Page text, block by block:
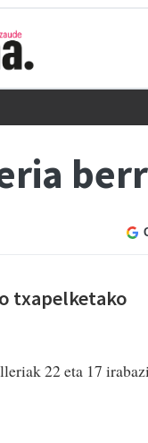
txapelketako
22 eta 17